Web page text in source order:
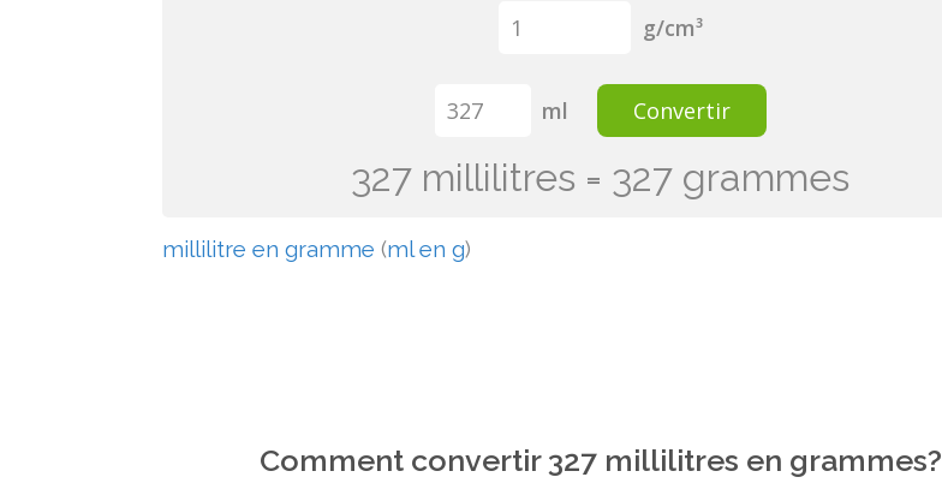
g/cm³
ml Convertir
327 millilitres = 327 grammes
millilitre en gramme (ml en g)
Comment convertir 327 millilitres en grammes?